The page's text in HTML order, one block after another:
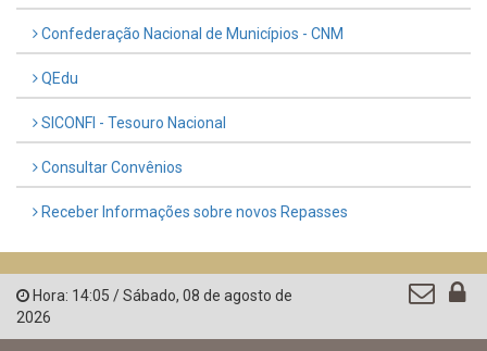
Confederação Nacional de Municípios - CNM
QEdu
SICONFI - Tesouro Nacional
Consultar Convênios
Receber Informações sobre novos Repasses
Hora: 14:05 /Sábado, 08 de agosto de
2026